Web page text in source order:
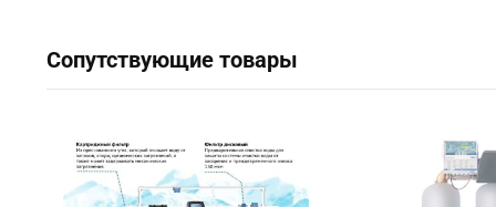
Сопутствующие товары